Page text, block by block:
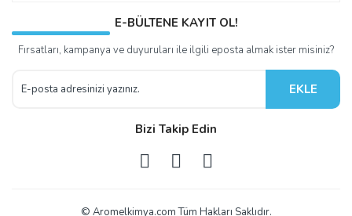
E-BÜLTENE KAYIT OL!
Fırsatları, kampanya ve duyuruları ile ilgili eposta almak ister misiniz?
EKLE
Bizi Takip Edin
© Aromelkimya.com Tüm Hakları Saklıdır.